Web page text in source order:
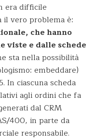
era difficile
il vero problema è:
che hanno
viste e dalle schede
sta nella possibilità
embeddare)
In ciascuna scheda
agli ordini che fa
dal CRM
400, in parte da
responsabile.